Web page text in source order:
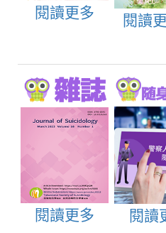
閱讀更多 閱讀
閱讀更多 閱讀